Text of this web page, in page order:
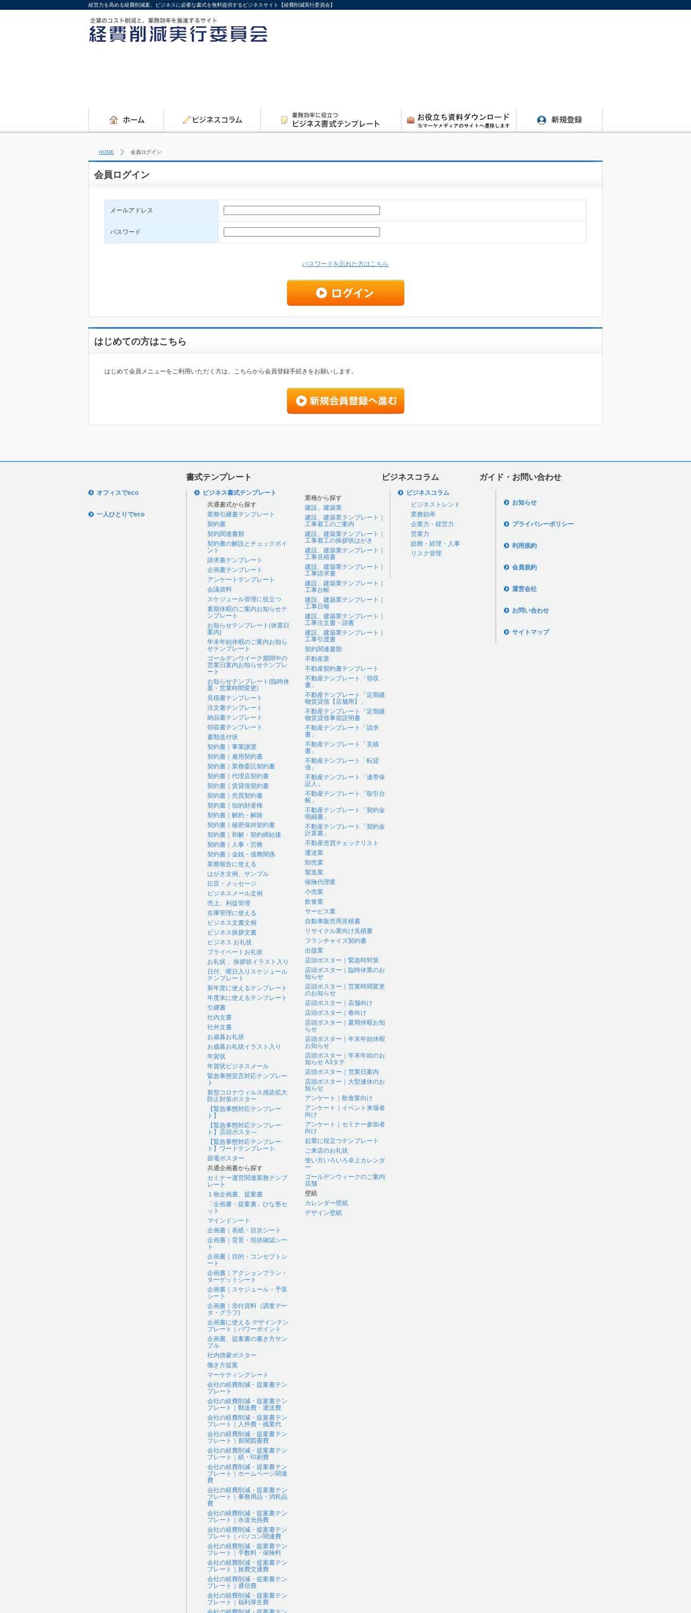
経営力を高める経費削減案、ビジネスに必要な書式を無料提供するビジネスサイト【経費削減実行委員会】
HOME 会員ログイン
会員ログイン
メールアドレス
パスワード
パスワードを忘れた方はこちら
はじめての方はこちら
はじめて会員メニューをご利用いただく方は、こちらから会員登録手続きをお願いします。
書式テンプレート ビジネスコラム ガイド・お問い合わせ
オフィスでeco
一人ひとりでeco
ビジネス書式テンプレート
共通書式から探す
業務引継書テンプレート
契約書
契約関連書類
契約書の解説とチェックポイ
ント
請求書テンプレート
企画書テンプレート
アンケートテンプレート
会議資料
スケジュール管理に役立つ
夏期休暇のご案内お知らせテ
ンプレート
お知らせテンプレート(休業日
案内)
年末年始休暇のご案内お知ら
せテンプレート
ゴールデンウイーク期間中の
営業日案内お知らせテンプレ
ート
お知らせテンプレート(臨時休
業・営業時間変更)
見積書テンプレート
注文書テンプレート
納品書テンプレート
領収書テンプレート
書類送付状
契約書｜事業譲渡
契約書｜雇用契約書
契約書｜業務委託契約書
契約書｜代理店契約書
契約書｜賃貸借契約書
契約書｜売買契約書
契約書｜知的財産権
契約書｜解約・解除
契約書｜秘密保持契約書
契約書｜和解・契約締結後
契約書｜人事・労務
契約書｜金銭・債務関係
業務報告に使える
はがき文例、サンプル
伝言・メッセージ
ビジネスメール文例
売上、利益管理
在庫管理に使える
ビジネス文書文例
ビジネス挨拶文書
ビジネス お礼状
プライベートお礼状
お礼状 、挨拶状イラスト入り
日付、曜日入りスケジュール
テンプレート
新年度に使えるテンプレート
年度末に使えるテンプレート
引継書
社内文書
社外文書
お歳暮お礼状
お歳暮お礼状イラスト入り
年賀状
年賀状ビジネスメール
緊急事態宣言対応テンプレー
ト
新型コロナウィルス感染拡大
防止対策ポスター
【緊急事態対応テンプレー
ト】
【緊急事態対応テンプレー
ト】店頭ポスタ―
【緊急事態対応テンプレー
ト】ワードテンプレート
節電ポスター
共通企画書から探す
セミナー運営関連業務テンプ
レート
１枚企画書、提案書
「企画書・提案書」ひな形セ
ット
マインドシート
企画書｜表紙・目次シート
企画書｜背景・現状確認シー
ト
企画書｜目的・コンセプトシ
ート
企画書｜アクションプラン・
ターゲットシート
企画書｜スケジュール・予算
シート
企画書｜添付資料（調査デー
タ・グラフ)
企画書に使える デザインテン
プレート｜パワーポイント
企画書、提案書の書き方サン
プル
社内啓蒙ポスター
働き方提案
マーケティングシート
会社の経費削減・提案書テン
プレート
会社の経費削減・提案書テン
プレート｜郵送費・運送費
会社の経費削減・提案書テン
プレート｜人件費・残業代
会社の経費削減・提案書テン
プレート｜新聞図書費
会社の経費削減・提案書テン
プレート｜紙・印刷費
会社の経費削減・提案書テン
プレート｜ホームページ関連
費
会社の経費削減・提案書テン
プレート｜事務用品・消耗品
費
会社の経費削減・提案書テン
プレート｜水道光熱費
会社の経費削減・提案書テン
プレート｜パソコン関連費
会社の経費削減・提案書テン
プレート｜手数料・保険料
会社の経費削減・提案書テン
プレート｜旅費交通費
会社の経費削減・提案書テン
プレート｜通信費
会社の経費削減・提案書テン
プレート｜福利厚生費
業種から探す
建設、建築業
建設、建築業テンプレート｜
工事着工のご案内
建設、建築業テンプレート｜
工事着工の挨拶状はがき
建設、建築業テンプレート｜
工事見積書
建設、建築業テンプレート｜
工事請求書
建設、建築業テンプレート｜
工事台帳
建設、建築業テンプレート｜
工事日報
建設、建築業テンプレート｜
工事注文書・請書
建設、建築業テンプレート｜
工事引渡書
契約関連書類
不動産業
不動産契約書テンプレート
不動産テンプレート「領収
書」
不動産テンプレート「定期建
物賃貸借【店舗用】」
不動産テンプレート「定期建
物賃貸借事前説明書
不動産テンプレート「請求
書」
不動産テンプレート「見積
書」
不動産テンプレート「転貸
借」
不動産テンプレート「連帯保
証人」
不動産テンプレート「取引台
帳」
不動産テンプレート「契約金
明細書」
不動産テンプレート「契約金
計算書」
不動産売買チェックリスト
運送業
卸売業
製造業
保険代理業
小売業
飲食業
サービス業
自動車販売用見積書
リサイクル業向け見積書
フランチャイズ契約書
出版業
店頭ポスター｜緊急時対策
店頭ポスター｜臨時休業のお
知らせ
店頭ポスター｜営業時間変更
のお知らせ
店頭ポスター｜店舗向け
店頭ポスター｜春向け
店頭ポスター｜夏期休暇お知
らせ
店頭ポスター｜年末年始休暇
お知らせ
店頭ポスター｜年末年始のお
知らせ A3タテ
店頭ポスター｜営業日案内
店頭ポスター｜大型連休のお
知らせ
アンケート｜飲食業向け
アンケート｜イベント来場者
向け
アンケート｜セミナー参加者
向け
起業に役立つテンプレート
ご来店のお礼状
使い方いろいろ卓上カレンダ
ー
ゴールデンウィークのご案内
店舗
壁紙
カレンダー壁紙
デザイン壁紙
ビジネスコラム
ビジネストレンド
業務効率
企業力・経営力
営業力
総務・経理・人事
リスク管理
お知らせ
プライバシーポリシー
利用規約
会員規約
運営会社
お問い合わせ
サイトマップ